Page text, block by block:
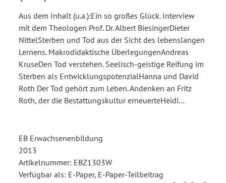
Aus dem Inhalt (u.a.):Ein so großes Glück. Interview
mit dem Theologen Prof. Dr. Albert BiesingerDieter
NittelSterben und Tod aus der Sicht des lebenslangen
Lernens. Makrodidaktische ÜberlegungenAndreas
KruseDen Tod verstehen. Seelisch-geistige Reifung im
Sterben als EntwicklungspotenzialHanna und David
Roth Der Tod gehört zum Leben. Andenken an Fritz
Roth, der die Bestattungskultur erneuerteHeidi…
EB Erwachsenenbildung
2013
Artikelnummer: EBZ1303W
Verfügbar als: E-Paper, E-Paper-Teilbeitrag